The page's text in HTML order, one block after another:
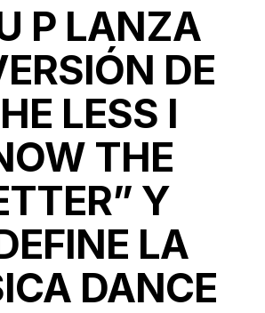
P LANZA
DE
LESS I
THE
Y
LA
DANCE